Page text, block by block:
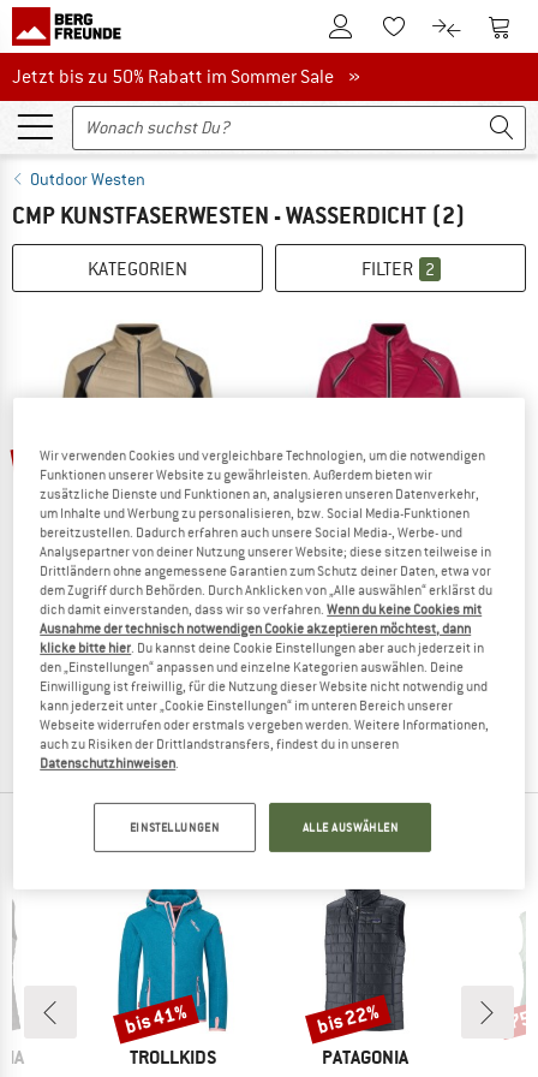
Zum KundenkontoZum Merkzettel.
Zum Zum
Jetzt bis zu 50% Rabatt im Sommer Sale
Jetzt bis zu 50% Rabatt im Sommer Sale »
Outdoor Westen
CMP KUNSTFASERWESTEN - WASSERDICHT (2)
KATEGORIEN FILTER 2
bis 25%
CMP
Jacket With Detachable Sleeves Light Softshell
Kunstfaserjacke
99,95 € ab 74,96 €
4,8(4)
bis 30%
CMP
Women's Jacket with Detachable
Kunstfaserjacke
99,95 €ab 69,97 €
4,0(3)
TOP PRODUKTE DEINER LIEBLINGSMARKEN
MARKE
TROLLKIDS
Rabatt
bis 41%
MARKE
PATAGONIA
Rabatt
bis 22%
Wir verwenden Cookies und vergleichbare Technologien, um die notwendigen
Funktionen unserer Website zu gewährleisten. Außerdem bieten wir
zusätzliche Dienste und Funktionen an, analysieren unseren Datenverkehr,
um Inhalte und Werbung zu personalisieren, bzw. Social Media-Funktionen
bereitzustellen. Dadurch erfahren auch unsere Social Media-, Werbe- und
Analysepartner von deiner Nutzung unserer Website; diese sitzen teilweise in
Drittländern ohne angemessene Garantien zum Schutz deiner Daten, etwa vor
dem Zugriff durch Behörden. Durch Anklicken von „Alle auswählen“ erklärst du
dich damit einverstanden, dass wir so verfahren.Wenn du keine Cookies mit
Ausnahme der technisch notwendigen Cookie akzeptieren möchtest, dann
klicke bitte hier . Du kannst deine Cookie Einstellungen aber auch jederzeit in
den „Einstellungen“ anpassen und einzelne Kategorien auswählen. Deine
Einwilligung ist freiwillig, für die Nutzung dieser Website nicht notwendig und
kann jederzeit unter „Cookie Einstellungen“ im unteren Bereich unserer
Webseite widerrufen oder erstmals vergeben werden. Weitere Informationen,
auch zu Risiken der Drittlandstransfers, findest du in unseren
Datenschutzhinweisen
EINSTELLUNGEN ALLE AUSWÄHLEN